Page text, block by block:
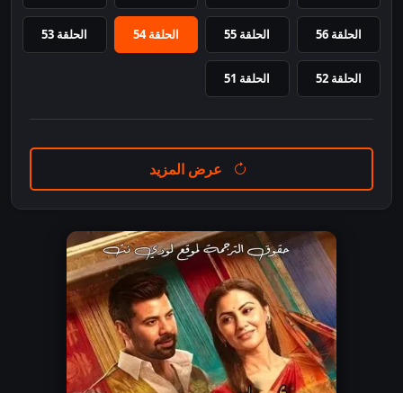
الحلقة 56 الحلقة 55 الحلقة 54 الحلقة 53
الحلقة 52 الحلقة 51
عرض المزيد